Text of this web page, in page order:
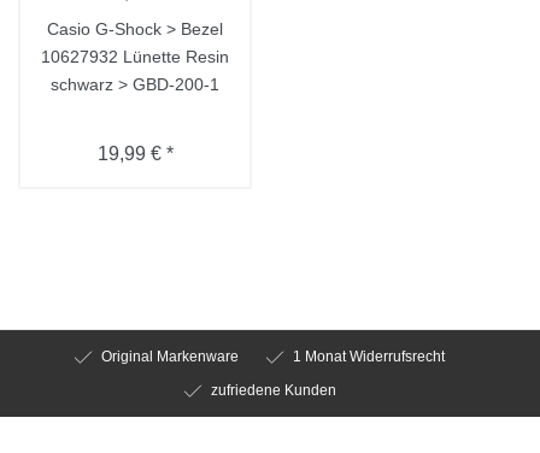
Casio G-Shock > Bezel
10627932 Lünette Resin
schwarz > GBD-200-1
19,99 € *
Original Markenware
1 Monat Widerrufsrecht
zufriedene Kunden